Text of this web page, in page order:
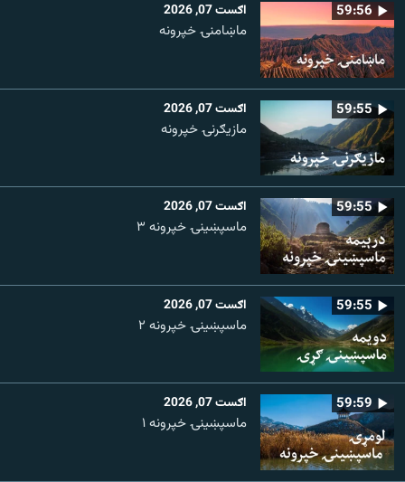
59:56 اګست 07, 2026
ماښامنۍ خپرونه
59:55 اګست 07, 2026
مازیګرنۍ خپرونه
59:55 اګست 07, 2026
ماسپښینۍ خپرونه ۳
59:55 اګست 07, 2026
ماسپښينۍ خپرونه ۲
59:59 اګست 07, 2026
ماسپښينۍ خپرونه ۱